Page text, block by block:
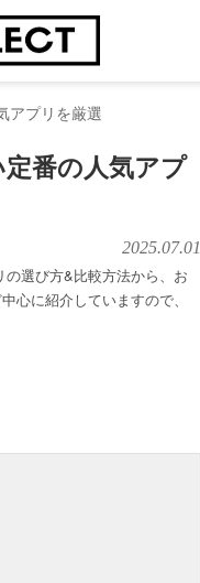
アプリを厳選
番の人気アプ
2025.07.01
選び方&比較方法から、お
心に紹介していますので、